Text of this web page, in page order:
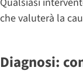
che valuterà la
Diagnosi: